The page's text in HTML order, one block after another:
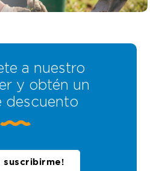
a nuestro
y obtén un
descuento
suscribirme!